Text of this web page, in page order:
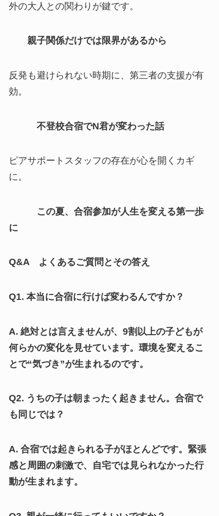
外の大人との関わりが鍵です。
親子関係だけでは限界があるから
反発も避けられない時期に、第三者の支援が有
効。
不登校合宿でN君が変わった話
ピアサポートスタッフの存在が心を開くカギ
に。
この夏、合宿参加が人生を変える第一歩
に
Q&A よくあるご質問とその答え
Q1. 本当に合宿に行けば変わるんですか？
A. 絶対とは言えませんが、9割以上の子どもが
何らかの変化を見せています。環境を変えるこ
とで“気づき”が生まれるのです。
Q2. うちの子は朝まったく起きません。合宿で
も同じでは？
A. 合宿では起きられる子がほとんどです。緊張
感と周囲の刺激で、自宅では見られなかった行
動が生まれます。